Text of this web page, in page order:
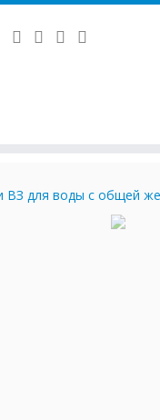
ВЗ для воды с общей